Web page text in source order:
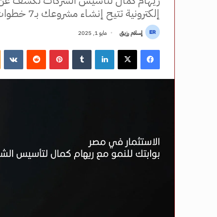
إلكترونية تتيح إنشاء مشروعك بـ7 خطوات فقط وتكلفة تبدأ من 5 آلاف جنيه
إسلام رزيق مايو 1, 2025
فيسبوك‫X لينكدإن بينتيريست